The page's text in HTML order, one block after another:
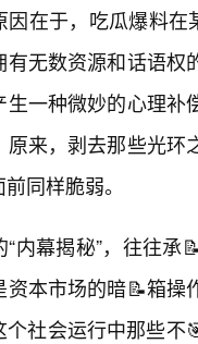
因在于，吃瓜爆料在
有无数资源和话语
一种微妙的心理
原来，剥去那些光
同样脆弱。
“内幕揭秘”，往往
资本市场的暗📝箱
个社会运行中那些